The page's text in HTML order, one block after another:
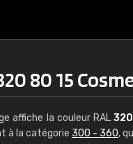
80 15
affiche la couleur RAL
à la catégorie 300 - 360,